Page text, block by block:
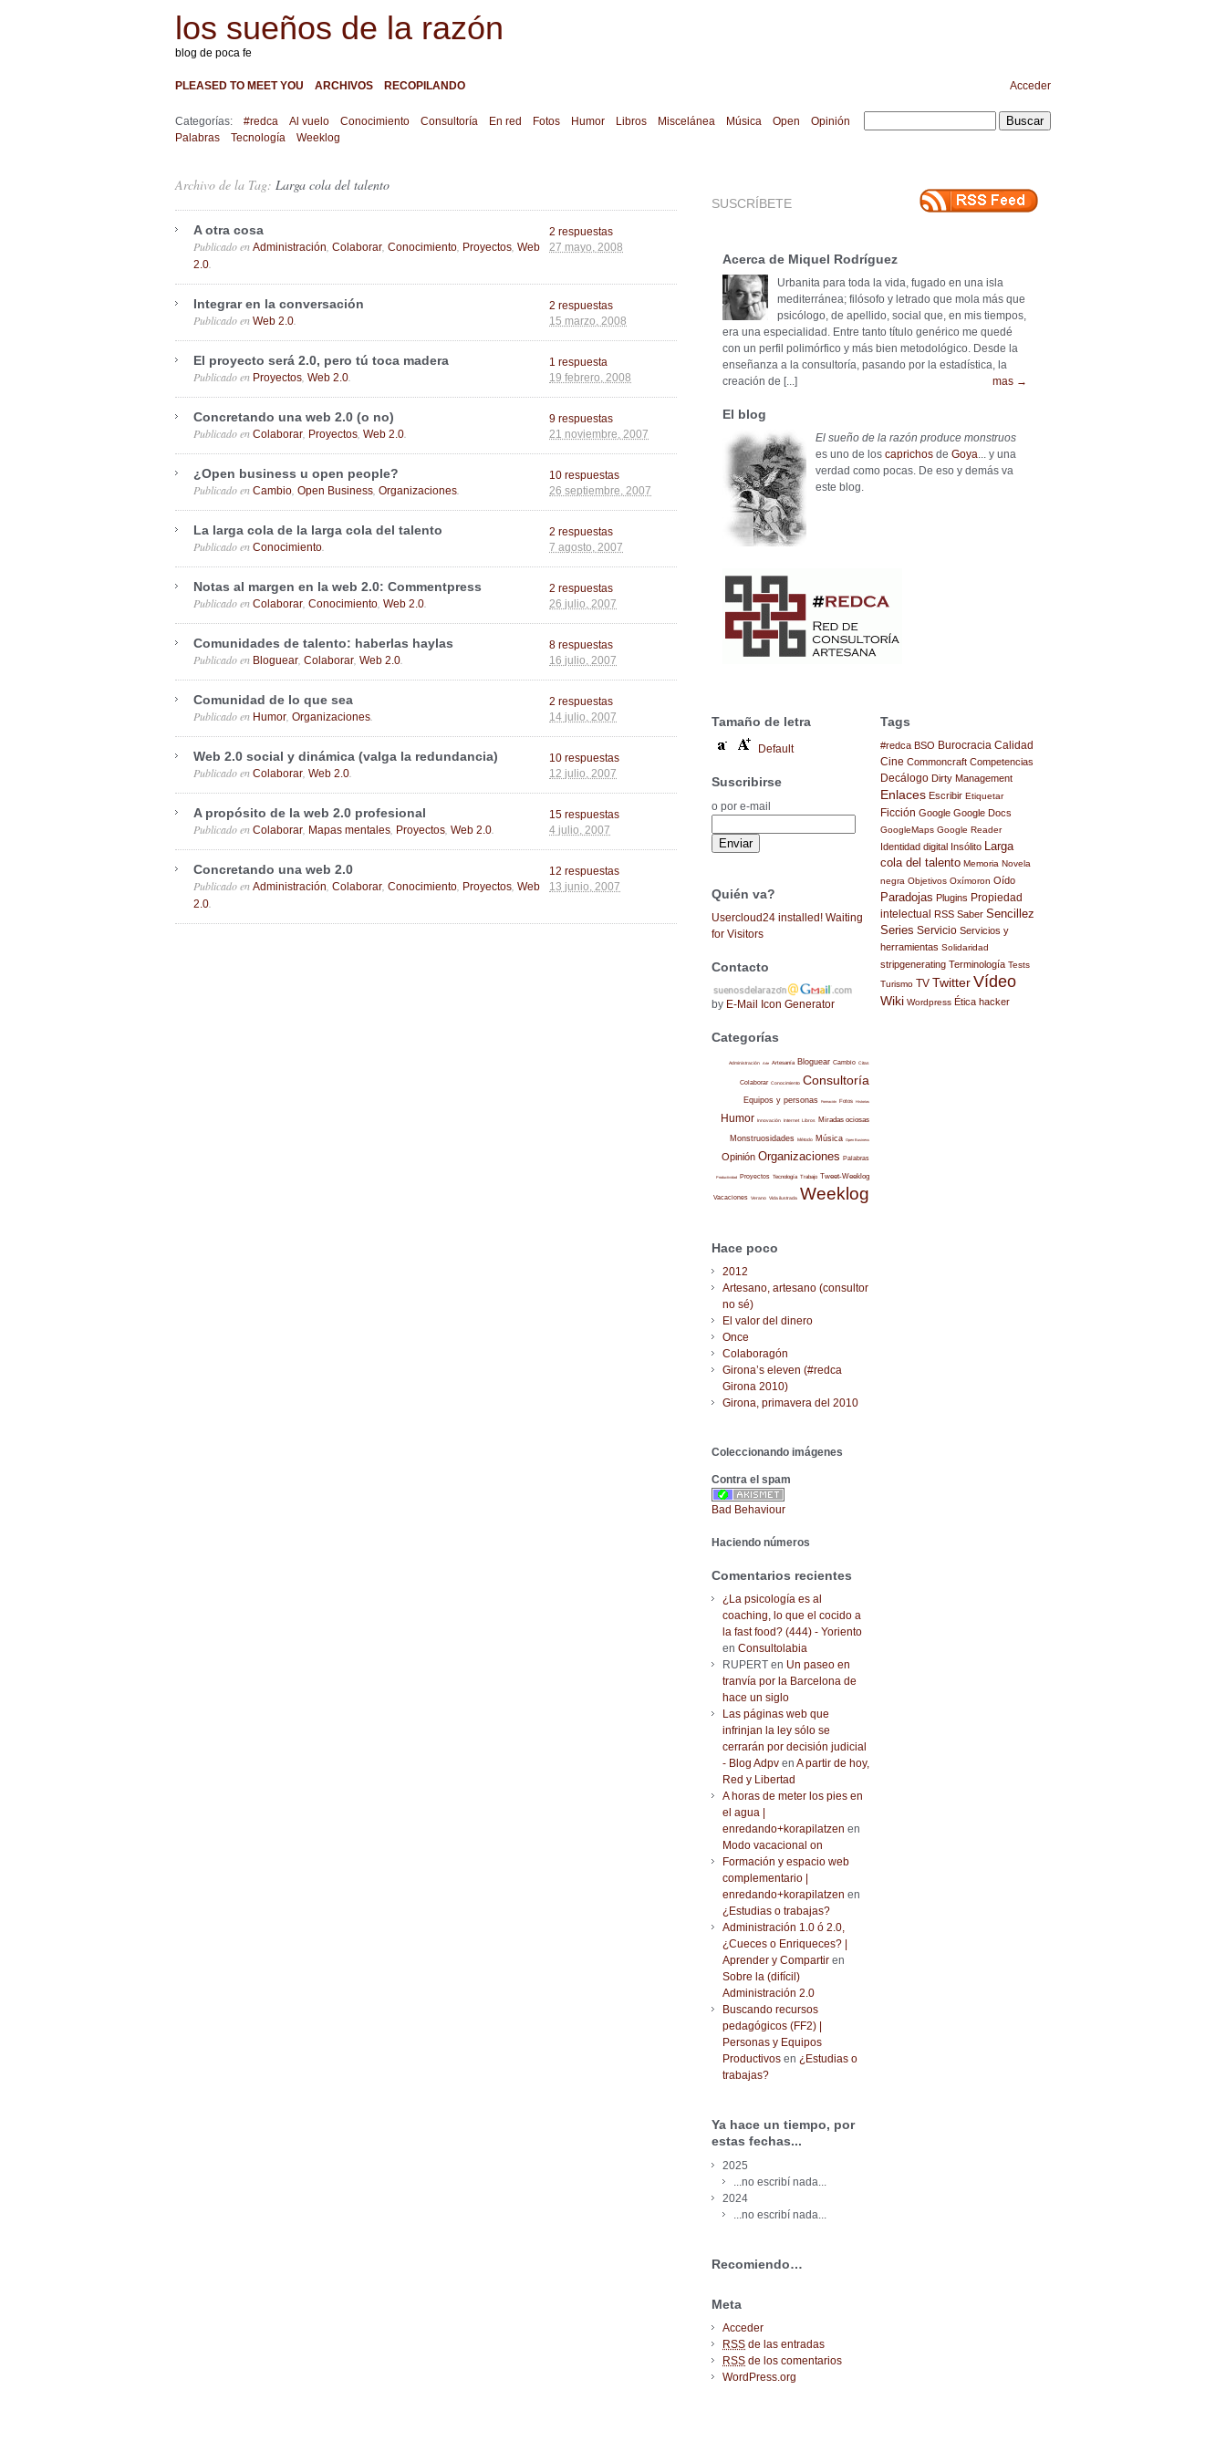
los sueños de la razón
blog de poca fe
PLEASED TO MEET YOU ARCHIVOS RECOPILANDO Acceder
Categorías: #redca Al vuelo Conocimiento Consultoría En red Fotos Humor Libros Miscelánea Música Open
Opinión
Palabras
Tecnología Weeklog
Archivo de la Tag: Larga cola del talento
A otra cosa
27 mayo, 2008
Publicado en Administración Colaborar Conocimiento Proyectos Web
2.0
2 respuestas
Integrar en la conversación
15 marzo, 2008
Publicado en Web 2.0
2 respuestas
El proyecto será 2.0, pero tú toca madera
19 febrero, 2008
Publicado en Proyectos Web 2.0
1 respuesta
Concretando una web 2.0 (o no)
21 noviembre, 2007
Publicado en Colaborar Proyectos Web 2.0
9 respuestas
¿Open business u open people?
26 septiembre, 2007
Publicado en Cambio Open Business Organizaciones
10 respuestas
La larga cola de la larga cola del talento
7 agosto, 2007
Publicado en Conocimiento
2 respuestas
Notas al margen en la web 2.0: Commentpress
26 julio, 2007
Publicado en Colaborar Conocimiento Web 2.0
2 respuestas
Comunidades de talento: haberlas haylas
16 julio, 2007
Publicado en Bloguear Colaborar Web 2.0
8 respuestas
Comunidad de lo que sea
14 julio, 2007
Publicado en Humor Organizaciones
2 respuestas
Web 2.0 social y dinámica (valga la redundancia)
12 julio, 2007
Publicado en Colaborar Web 2.0
10 respuestas
A propósito de la web 2.0 profesional
4 julio, 2007
Publicado en Colaborar Mapas mentales Proyectos Web 2.0
15 respuestas
Concretando una web 2.0
13 junio, 2007
Publicado en Administración Colaborar Conocimiento Proyectos Web
2.0
12 respuestas
SUSCRÍBETE
Acerca de Miquel Rodríguez
Urbanita para toda la vida, fugado en una isla
mediterránea; filósofo y letrado que mola más que
psicólogo, de apellido, social que, en mis tiempos,
era una especialidad. Entre tanto título genérico me quedé
con un perfil polimórfico y más bien metodológico. Desde la
enseñanza a la consultoría, pasando por la estadística, la
creación de [...]
mas →
El blog
El sueño de la razón produce monstruos
es uno de los caprichos de Goya... y una
verdad como pocas. De eso y demás va
este blog.
Tamaño de letra
Default
Suscribirse
o por e-mail
Quién va?
Usercloud24 installed! Waiting
for Visitors
Contacto
by E-Mail Icon Generator
Categorías
Administración Arte Artesanía Bloguear Cambio Citas
Colaborar Conocimiento Consultoría
Equipos y personas Formación Fotos Historias
Humor Innovación Internet Libros Miradas ociosas
Monstruosidades Método Música Open Business
Opinión Organizaciones Palabras
Productividad Proyectos Tecnología Trabajo Tweet-Weeklog
Vacaciones Verano Vida ilustrada Weeklog
Hace poco
2012
Artesano, artesano (consultor
no sé)
El valor del dinero
Once
Colaboragón
Girona’s eleven (#redca
Girona 2010)
Girona, primavera del 2010
Coleccionando imágenes
Contra el spam
Bad Behaviour
Haciendo números
Comentarios recientes
¿La psicología es al
coaching, lo que el cocido a
la fast food? (444) - Yoriento
en Consultolabia
RUPERT en Un paseo en
tranvía por la Barcelona de
hace un siglo
Las páginas web que
infrinjan la ley sólo se
cerrarán por decisión judicial
- Blog Adpv en A partir de hoy,
Red y Libertad
A horas de meter los pies en
el agua |
enredando+korapilatzen en
Modo vacacional on
Formación y espacio web
complementario |
enredando+korapilatzen en
¿Estudias o trabajas?
Administración 1.0 ó 2.0,
¿Cueces o Enriqueces? |
Aprender y Compartir en
Sobre la (difícil)
Administración 2.0
Buscando recursos
pedagógicos (FF2) |
Personas y Equipos
Productivos en ¿Estudias o
trabajas?
Ya hace un tiempo, por
estas fechas...
2025
...no escribí nada...
2024
...no escribí nada...
Recomiendo…
Meta
Acceder
RSS de las entradas
RSS de los comentarios
WordPress.org
Tags
#redca BSO Burocracia Calidad
Cine Commoncraft Competencias
Decálogo Dirty Management
Enlaces Escribir Etiquetar
Ficción Google Google Docs
GoogleMaps Google Reader
Identidad digital Insólito Larga
cola del talento Memoria Novela
negra Objetivos Oxímoron Oído
Paradojas Plugins Propiedad
intelectual
RSS Saber Sencillez
Series Servicio Servicios y
herramientas Solidaridad
stripgenerating Terminología Tests
Turismo TV Twitter Vídeo
Wiki Wordpress Ética hacker